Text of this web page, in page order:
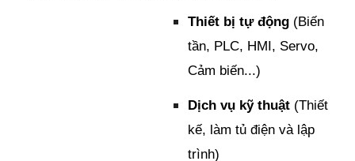
Thiết bị tự động (Biến
tần, PLC, HMI, Servo,
Cảm biến...)
Dịch vụ kỹ thuật (Thiết
kế, làm tủ điện và lập
trình)